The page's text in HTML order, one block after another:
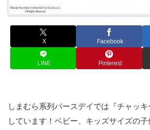
X Facebook
LINE Pinterest
しまむら系列バースデイでは『チャッ
しています！ベビー、キッズサイズの子